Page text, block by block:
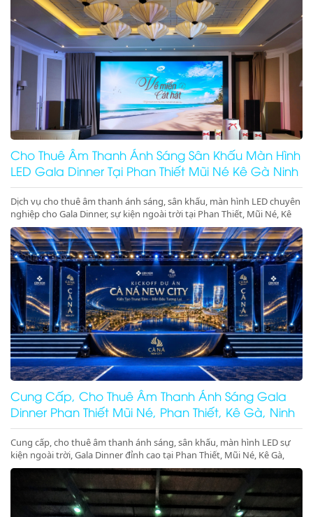
Cho Thuê Âm Thanh Ánh Sáng Sân Khấu Màn Hình
LED Gala Dinner Tại Phan Thiết Mũi Né Kê Gà Ninh
Thuận Ninh Chữ Vĩnh Hy Giá Rẻ Uy Tín
Dịch vụ cho thuê âm thanh ánh sáng, sân khấu, màn hình LED chuyên
nghiệp cho Gala Dinner, sự kiện ngoài trời tại Phan Thiết, Mũi Né, Kê
Gà, Ninh Thuận, Ninh Chữ, Vĩnh Hy. Thiết bị hiện đại, giá gốc tại kho,
phục vụ tận tâm. Gọi ngay hotline để nhận báo giá ưu đãi tốt nhất
hôm nay!
Cung Cấp, Cho Thuê Âm Thanh Ánh Sáng Gala
Dinner Phan Thiết Mũi Né, Phan Thiết, Kê Gà, Ninh
Thuận
Cung cấp, cho thuê âm thanh ánh sáng, sân khấu, màn hình LED sự
kiện ngoài trời, Gala Dinner đỉnh cao tại Phan Thiết, Mũi Né, Kê Gà,
Ninh Thuận, Ninh Chữ, Vĩnh Hy. Thiết bị hiện đại, giá cực tốt. Gọi ngay
nhận ưu đãi lớn!